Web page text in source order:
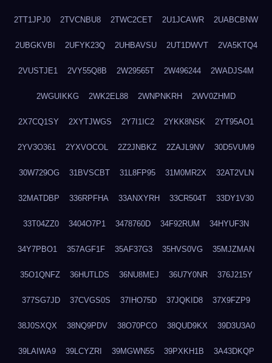
2TT1JPJ0 2TVCNBU8 2TWC2CET 2U1JCAWR 2UABCBNW
2UBGKVBI 2UFYK23Q 2UHBAVSU 2UT1DWVT 2VA5KTQ4
2VUSTJE1 2VY55Q8B 2W29565T 2W496244 2WADJS4M
2WGUIKKG 2WK2EL88 2WNPNKRH 2WV0ZHMD
2X7CQ1SY 2XYTJWGS 2Y7I1IC2 2YKK8NSK 2YT95AO1
2YV3O361 2YXVOCOL 2Z2JNBKZ 2ZAJL9NV 30D5VUM9
30W729OG 31BVSCBT 31L8FP95 31M0MR2X 32AT2VLN
32MATDBP 336RPFHA 33ANXYRH 33CR504T 33DY1V30
33T04ZZ0 3404O7P1 3478760D 34F92RUM 34HYUF3N
34Y7PBO1 357AGF1F 35AF37G3 35HVS0VG 35MJZMAN
35O1QNFZ 36HUTLDS 36NU8MEJ 36U7Y0NR 376J215Y
377SG7JD 37CVGS0S 37IHO75D 37JQKID8 37X9FZP9
38J0SXQX 38NQ9PDV 38O70PCO 38QUD9KX 39D3U3A0
39LAIWA9 39LCYZRI 39MGWN55 39PXKH1B 3A43DKQP